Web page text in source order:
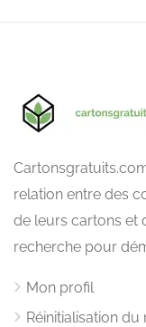
relation entre des
de leurs cartons et
recherche pour
Mon profil
Réinitialisation